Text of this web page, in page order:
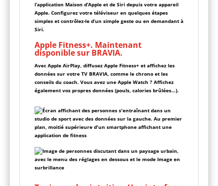
l’application Maison d’Apple et de Siri depuis votre appareil
Apple. Configurez votre téléviseur en quelques étapes
simples et contrôlez-le d’un simple geste ou en demandant à
Siri.
Apple Fitness+. Maintenant
disponible sur BRAVIA.
Avec Apple AirPlay, diffusez Apple Fitness+ et affichez les
données sur votre TV BRAVIA, comme le chrono et les
conseils du coach. Vous avez une Apple Watch ? Affichez
également vos propres données (pouls, calories brûlées…).